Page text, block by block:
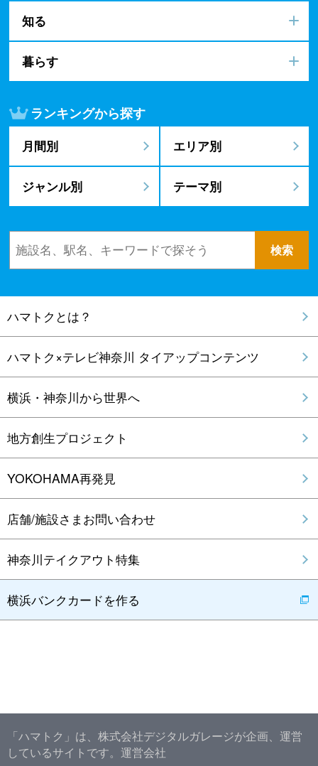
知る
暮らす
ランキングから探す
月間別 エリア別
ジャンル別 テーマ別
ハマトクとは？
ハマトク×テレビ神奈川 タイアップコンテンツ
横浜・神奈川から世界へ
地方創生プロジェクト
YOKOHAMA再発見
店舗/施設さまお問い合わせ
神奈川テイクアウト特集
横浜バンクカードを作る
「ハマトク」は、株式会社デジタルガレージが企画、運営
しているサイトです。 運営会社